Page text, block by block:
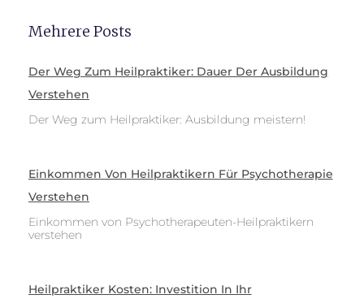
Mehrere Posts
Der Weg Zum Heilpraktiker: Dauer Der Ausbildung
Verstehen
Der Weg zum Heilpraktiker: Ausbildung meistern!
Einkommen Von Heilpraktikern Für Psychotherapie
Verstehen
Einkommen von Psychotherapeuten-Heilpraktikern
verstehen
Heilpraktiker Kosten: Investition In Ihr